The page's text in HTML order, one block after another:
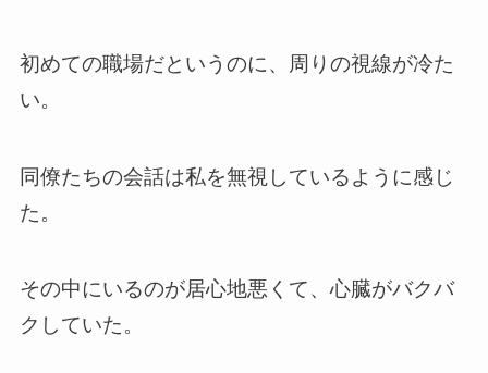
初めての職場だというのに、周りの視線が冷た
い。
同僚たちの会話は私を無視しているように感じ
た。
その中にいるのが居心地悪くて、心臓がバクバ
クしていた。